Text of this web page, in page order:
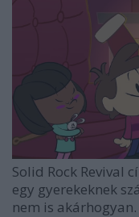
Solid Rock Revival
egy gyerekeknek
nem is